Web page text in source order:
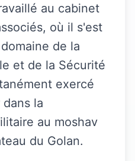
au cabinet
où il s'est
de la
et de la Sécurité
exercé
la
au moshav
du Golan.